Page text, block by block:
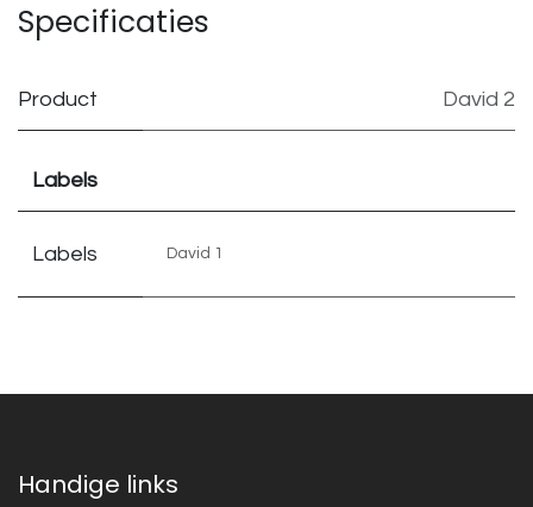
Specificaties
Product David 2
Labels
Labels David 1
Handige links